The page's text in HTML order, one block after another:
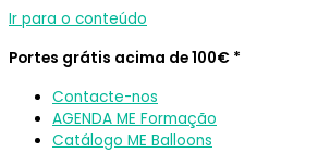
Ir para o conteúdo
Portes grátis acima de 100€ *
Contacte-nos
AGENDA ME Formação
Catálogo ME Balloons